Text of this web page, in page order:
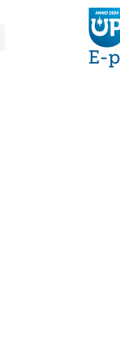
Šokoladai, saldainiai,